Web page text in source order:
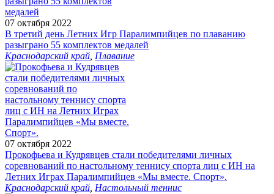
07 октября 2022
В третий день Летних Игр Паралимпийцев по плаванию
разыграно 55 комплектов медалей
Краснодарский край Плавание
07 октября 2022
Прокофьева и Кудрявцев стали победителями личных
соревнований по настольному теннису спорта лиц с ИН на
Летних Играх Паралимпийцев «Мы вместе. Спорт».
Краснодарский край Настольный теннис